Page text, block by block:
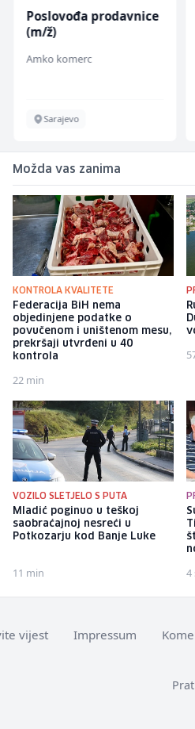
Poslovođa prodavnice
(m/ž)
Amko komerc
Sarajevo
Možda vas zanima
KONTROLA KVALITETE
Federacija BiH nema
objedinjene podatke o
povučenom i uništenom mesu,
prekršaji utvrđeni u 40
kontrola
22 min
VOZILO SLETJELO S PUTA
Mladić poginuo u teškoj
saobraćajnoj nesreći u
Potkozarju kod Banje Luke
11 min 4
vijest Impressum